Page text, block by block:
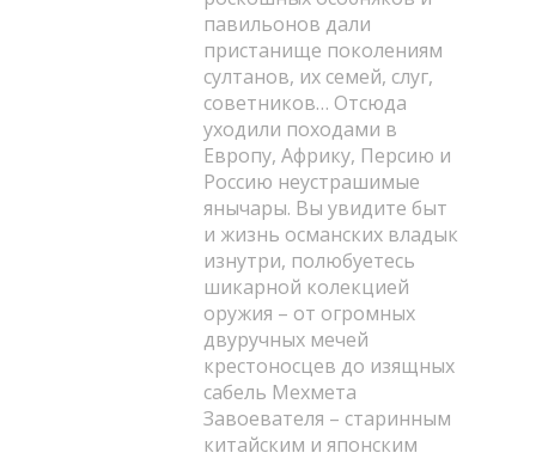
павильонов дали
пристанище поколениям
султанов, их семей, слуг,
советников… Отсюда
уходили походами в
Европу, Африку, Персию и
Россию неустрашимые
янычары. Вы увидите быт
и жизнь османских владык
изнутри, полюбуетесь
шикарной колекцией
оружия – от огромных
двуручных мечей
крестоносцев до изящных
сабель Мехмета
Завоевателя – старинным
китайским и японским